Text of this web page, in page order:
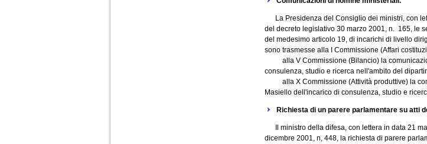
La Presidenza del Consiglio dei ministri, con
del decreto legislativo 30 marzo 2001, n. 165, le
del medesimo articolo 19, di incarichi di livello
sono trasmesse alla I Commissione (Affari
alla V Commissione (Bilancio) la
consulenza, studio e ricerca nell'ambito del
alla X Commissione (Attività produttive) la
Masiello dell'incarico di consulenza, studio e
Richiesta di un parere parlamentare su atti
Il ministro della difesa, con lettera in data 21
dicembre 2001, n, 448, la richiesta di parere